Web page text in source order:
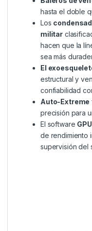
hasta el doble
Los
militar
hacen que la
sea más
El
estructural y
confiabilidad
Auto-Extreme
precisión para
El software
de rendimiento
supervisión del